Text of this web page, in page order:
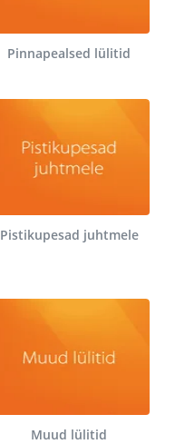
Pinnapealsed lülitid
Pistikupesad juhtmele
Muud lülitid